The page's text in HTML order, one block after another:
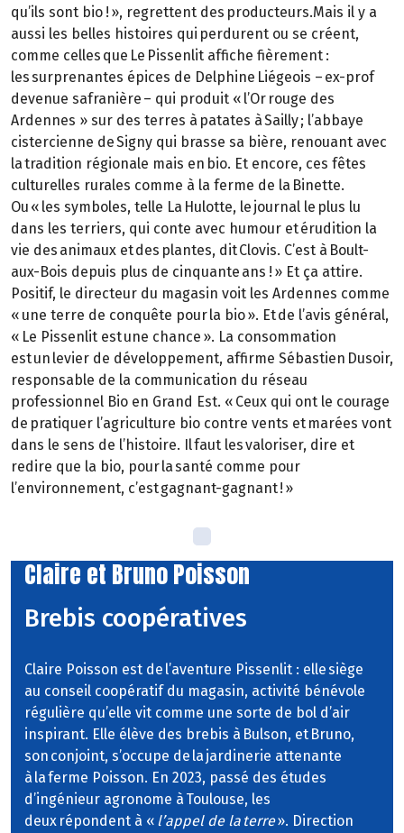
qu’ils sont bio ! », regrettent des producteurs.Mais il y a
aussi les belles histoires qui perdurent ou se créent,
comme celles que Le Pissenlit affiche fièrement :
les surprenantes épices de Delphine Liégeois – ex-prof
devenue safranière – qui produit « l’Or rouge des
Ardennes » sur des terres à patates à Sailly ; l’abbaye
cistercienne de Signy qui brasse sa bière, renouant avec
la tradition régionale mais en bio. Et encore, ces fêtes
culturelles rurales comme à la ferme de la Binette.
Ou « les symboles, telle La Hulotte, le journal le plus lu
dans les terriers, qui conte avec humour et érudition la
vie des animaux et des plantes, dit Clovis. C’est à Boult-
aux-Bois depuis plus de cinquante ans ! » Et ça attire.
Positif, le directeur du magasin voit les Ardennes comme
« une terre de conquête pour la bio ». Et de l’avis général,
« Le Pissenlit est une chance ». La consommation
est un levier de développement, affirme Sébastien Dusoir,
responsable de la communication du réseau
professionnel Bio en Grand Est. « Ceux qui ont le courage
de pratiquer l’agriculture bio contre vents et marées vont
dans le sens de l’histoire. Il faut les valoriser, dire et
redire que la bio, pour la santé comme pour
l’environnement, c’est gagnant-gagnant ! »
Claire et Bruno Poisson
Brebis coopératives
Claire Poisson est de l’aventure Pissenlit : elle siège
au conseil coopératif du magasin, activité bénévole
régulière qu’elle vit comme une sorte de bol d’air
inspirant. Elle élève des brebis à Bulson, et Bruno,
son conjoint, s’occupe de la jardinerie attenante
à la ferme Poisson. En 2023, passé des études
d’ingénieur agronome à Toulouse, les
deux répondent à « l’appel de la terre». Direction